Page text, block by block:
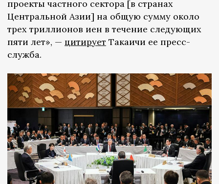
проекты частного сектора [в странах
Центральной Азии] на общую сумму около
трех триллионов иен в течение следующих
пяти лет», — цитирует Такаичи ее пресс-
служба.